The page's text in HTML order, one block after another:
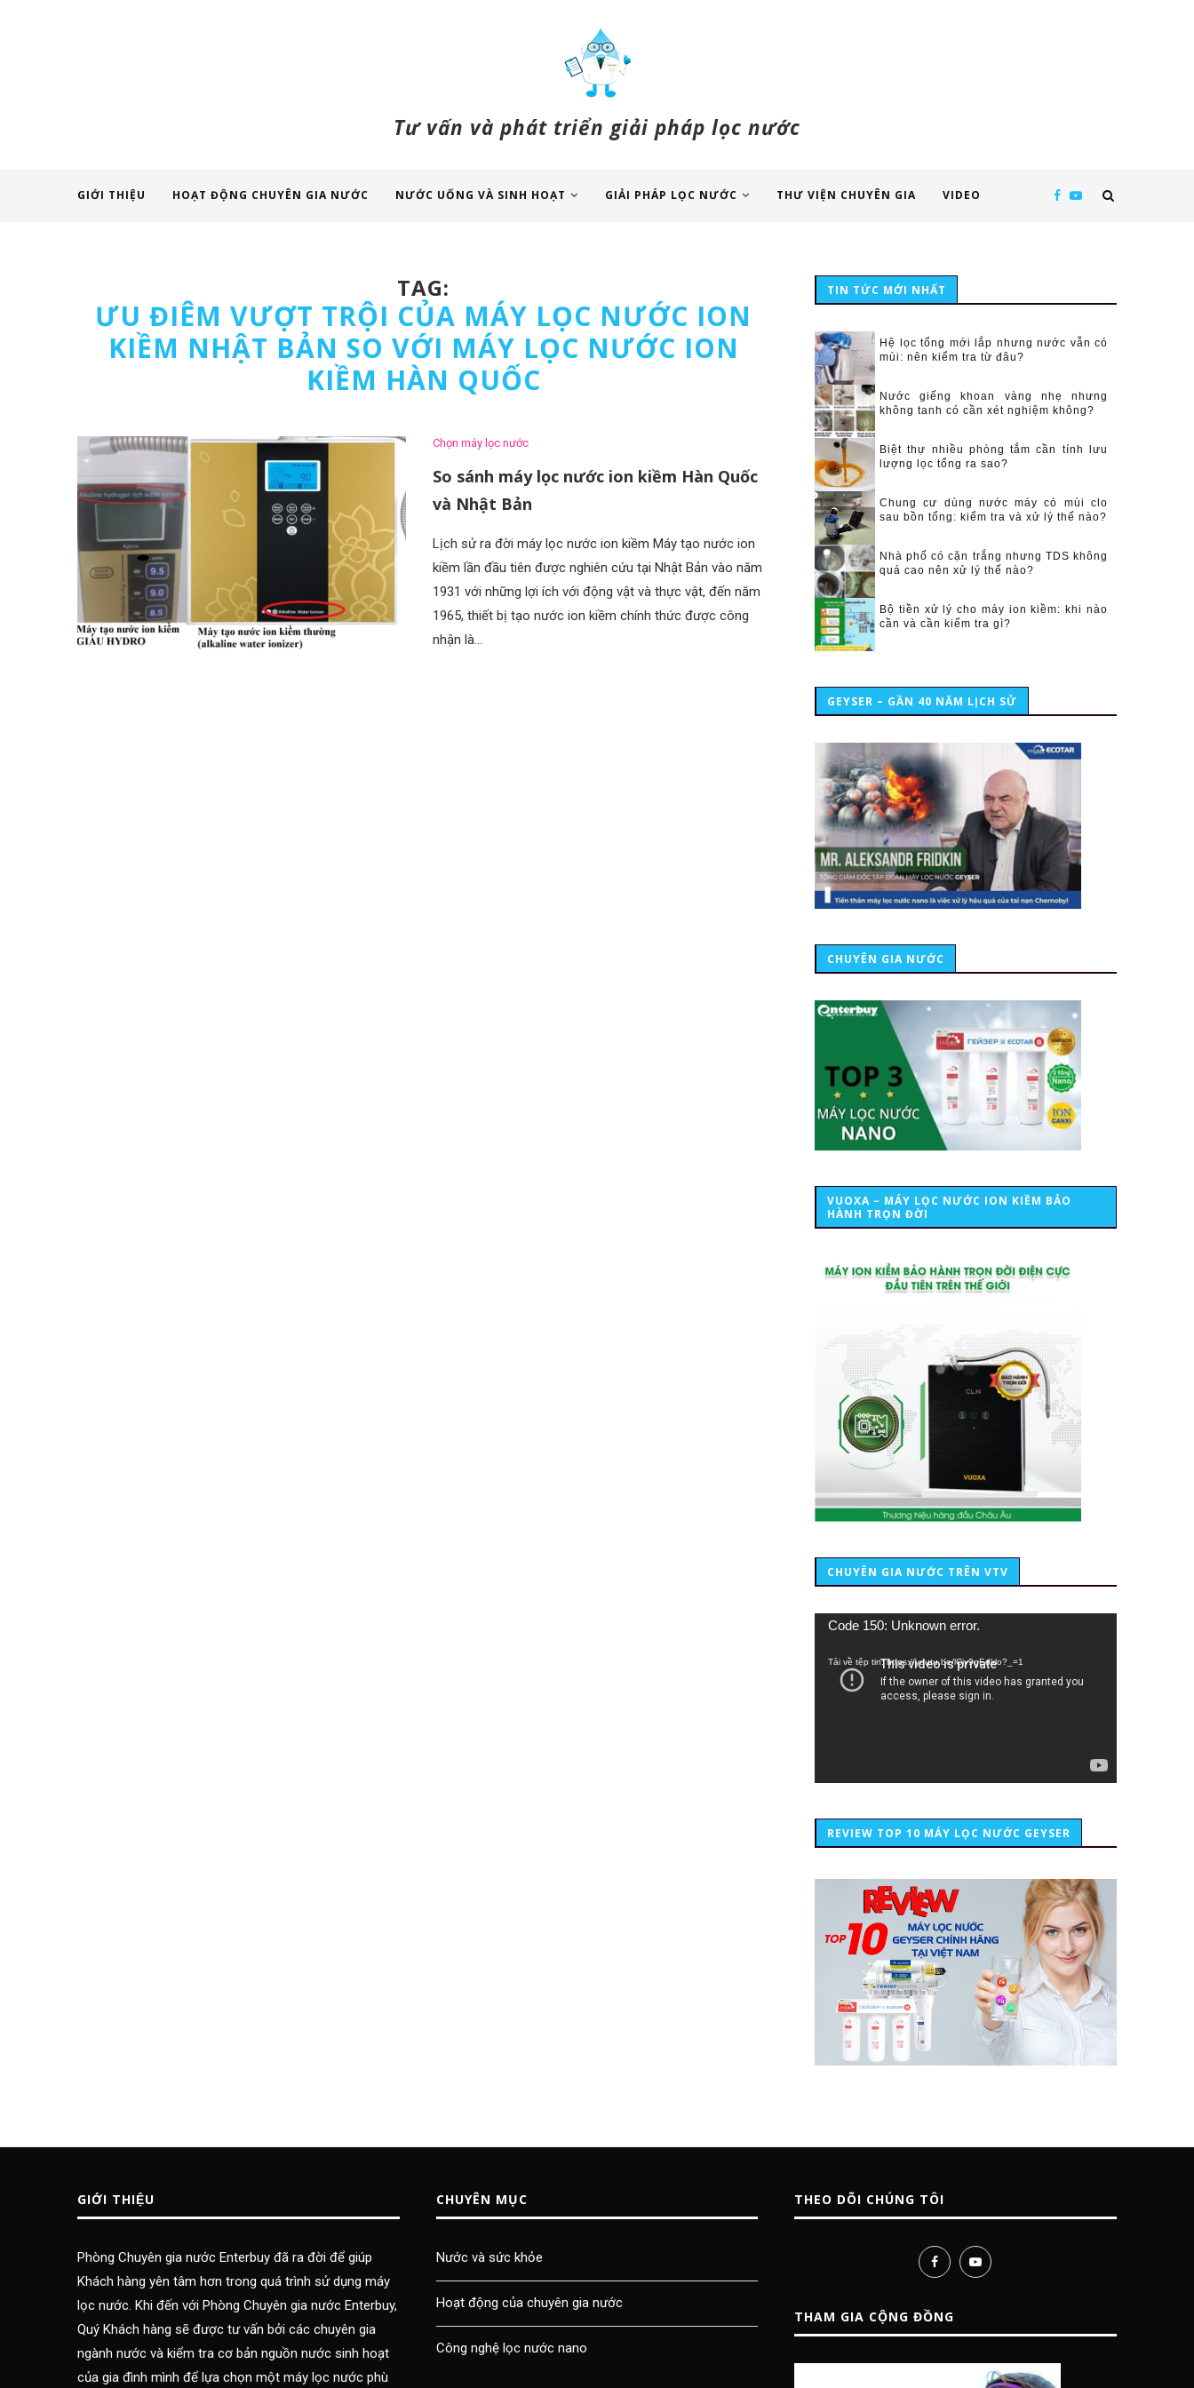
Tư vấn và phát triển giải pháp lọc nước
GIỚI THIỆU HOẠT ĐỘNG CHUYÊN GIA NƯỚC NƯỚC UỐNG VÀ SINH HOẠT GIẢI PHÁP LỌC NƯỚC THƯ VIỆN CHUYÊN GIA VIDEO
TAG:
ƯU ĐIÊM VƯỢT TRỘI CỦA MÁY LỌC NƯỚC ION
KIỀM NHẬT BẢN SO VỚI MÁY LỌC NƯỚC ION
KIỀM HÀN QUỐC
Chọn máy lọc nước
So sánh máy lọc nước ion kiềm Hàn Quốc
và Nhật Bản
Lịch sử ra đời máy lọc nước ion kiềm Máy tạo nước ion
kiềm lần đầu tiên được nghiên cứu tại Nhật Bản vào năm
1931 với những lợi ích với động vật và thực vật, đến năm
1965, thiết bị tạo nước ion kiềm chính thức được công
nhận là…
TIN TỨC MỚI NHẤT
Hệ lọc tổng mới lắp nhưng nước vẫn có
mùi: nên kiểm tra từ đâu?
Nước giếng khoan vàng nhẹ nhưng
không tanh có cần xét nghiệm không?
Biệt thự nhiều phòng tắm cần tính lưu
lượng lọc tổng ra sao?
Chung cư dùng nước máy có mùi clo
sau bồn tổng: kiểm tra và xử lý thế nào?
Nhà phố có cặn trắng nhưng TDS không
quá cao nên xử lý thế nào?
Bộ tiền xử lý cho máy ion kiềm: khi nào
cần và cần kiểm tra gì?
GEYSER – GẦN 40 NĂM LỊCH SỬ
CHUYÊN GIA NƯỚC
VUOXA – MÁY LỌC NƯỚC ION KIỀM BẢO
HÀNH TRỌN ĐỜI
CHUYÊN GIA NƯỚC TRÊN VTV
Trình
Code 150: Unknown error.
Tải về tệp tin: https://youtu.be/lCiy9qEdklo?_=1
REVIEW TOP 10 MÁY LỌC NƯỚC GEYSER
GIỚI THIỆU
Phòng Chuyên gia nước Enterbuy đã ra đời để giúp
Khách hàng yên tâm hơn trong quá trình sử dụng máy
lọc nước. Khi đến với Phòng Chuyên gia nước Enterbuy,
Quý Khách hàng sẽ được tư vấn bởi các chuyên gia
ngành nước và kiểm tra cơ bản nguồn nước sinh hoạt
của gia đình mình để lựa chọn một máy lọc nước phù
CHUYÊN MỤC
Nước và sức khỏe
Hoạt động của chuyên gia nước
Công nghệ lọc nước nano
THEO DÕI CHÚNG TÔI
THAM GIA CỘNG ĐỒNG